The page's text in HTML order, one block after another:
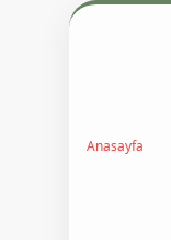
Anasayfa